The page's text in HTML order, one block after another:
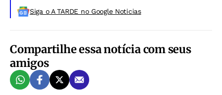
Siga o A TARDE no Google Noticias
Compartilhe essa notícia com seus
amigos